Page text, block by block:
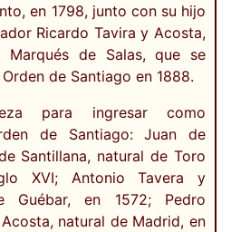
en 1798, junto con su hijo
Ricardo Tavira y Acosta,
de Salas, que se
de Santiago en 1888.
para ingresar como
de Santiago: Juan de
Santillana, natural de Toro
XVI; Antonio Tavera y
Guébar, en 1572; Pedro
natural de Madrid, en